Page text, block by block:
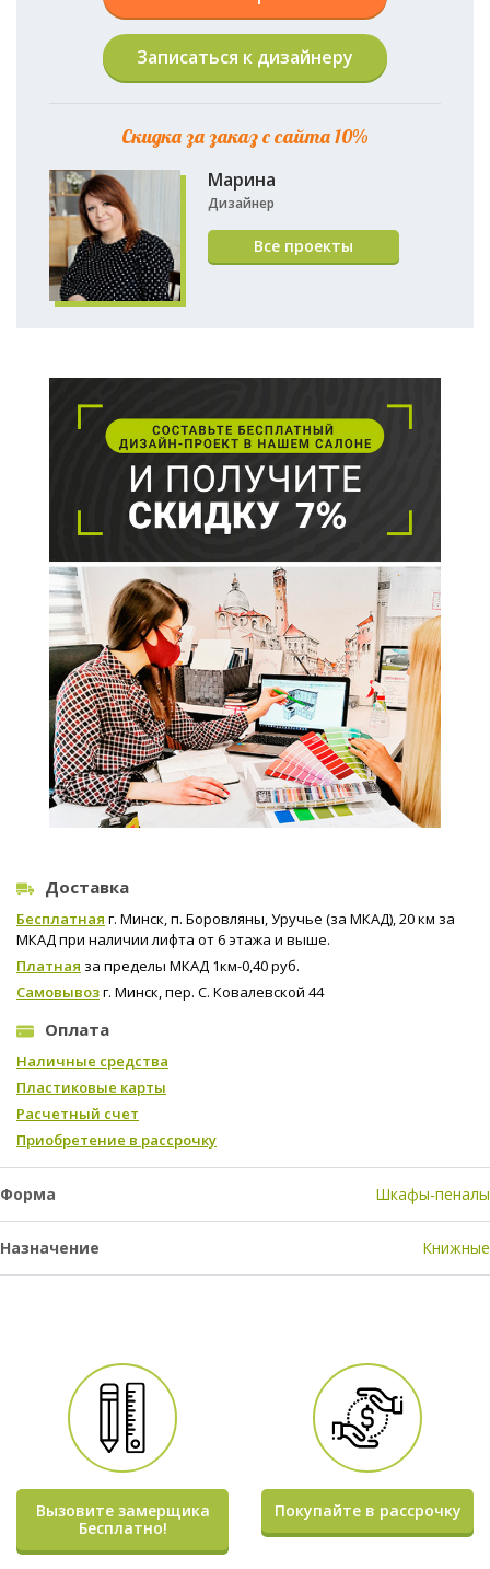
Записаться к дизайнеру
Скидка за заказ с сайта 10%
Марина
Дизайнер
Все проекты
Доставка
Бесплатная г. Минск, п. Боровляны, Уручье (за МКАД), 20 км за
МКАД при наличии лифта от 6 этажа и выше.
Платная за пределы МКАД 1км-0,40 руб.
Самовывозг. Минск, пер. С. Ковалевской 44
Оплата
Наличные средства
Пластиковые карты
Расчетный счет
Приобретение в рассрочку
Форма Шкафы-пеналы
Назначение Книжные
Вызовите замерщика
Бесплатно!
Покупайте в рассрочку